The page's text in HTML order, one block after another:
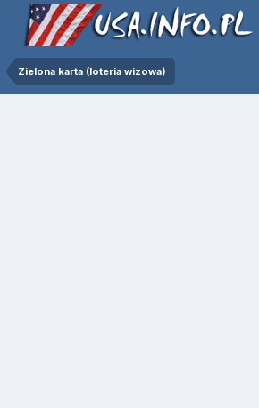
Zielona karta (loteria wizowa)